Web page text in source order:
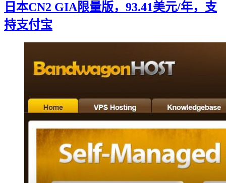
日本CN2 GIA限量版，93.41美元/年，支
持支付宝